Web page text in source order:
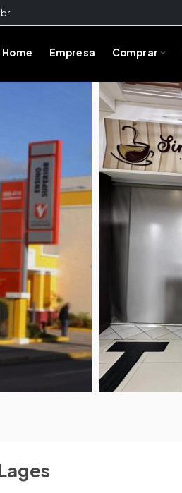
Home Empresa Comprar
Comprar
Encontre
Todos
Ver
Obras